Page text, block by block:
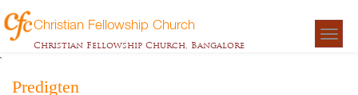
Christian Fellowship Church
Christian Fellowship Church, Bangalore
`
Predigten